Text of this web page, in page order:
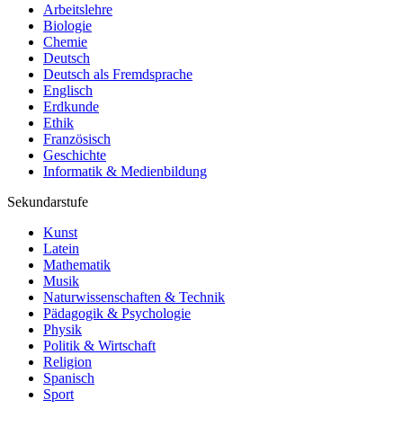
Arbeitslehre
Biologie
Chemie
Deutsch
Deutsch als Fremdsprache
Englisch
Erdkunde
Ethik
Französisch
Geschichte
Informatik & Medienbildung
Sekundarstufe
Kunst
Latein
Mathematik
Musik
Naturwissenschaften & Technik
Pädagogik & Psychologie
Physik
Politik & Wirtschaft
Religion
Spanisch
Sport